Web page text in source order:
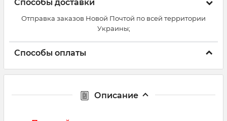
Способы доставки
Отправка заказов Новой Почтой по всей территории
Украины;
Способы оплаты
Описание